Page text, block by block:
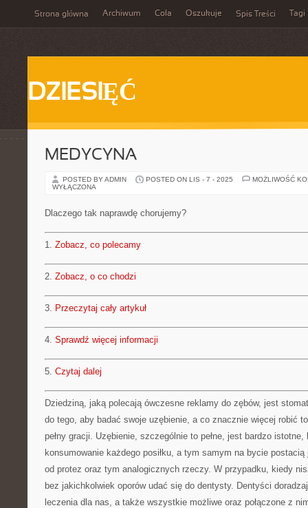
Strona główna Archiwum Cola Oszukuje Spis Treści Tagi
DZIESIĘĆ
MEDYCYNA
POSTED BY ADMIN POSTED ON LIS - 7 - 2025
MOŻLIWOŚĆ
WYŁĄCZONA
Dlaczego tak naprawdę chorujemy?
1. Zobacz, co polecamy
2. Zobacz, o co chodzi
3. Przeczytaj cały artykuł
4. Sprawdź więcej informacji
5. Czytaj dalej
Dziedziną, jaką polecają ówczesne reklamy do zębów, jest
do tego, aby badać swoje uzębienie, a co znacznie więcej robić
pełny gracji. Uzębienie, szczególnie to pełne, jest bardzo
konsumowanie każdego posiłku, a tym samym na bycie postacią
od protez oraz tym analogicznych rzeczy. W przypadku, kiedy
bez jakichkolwiek oporów udać się do dentysty. Dentyści
leczenia dla nas, a także wszystkie możliwe oraz połączone z